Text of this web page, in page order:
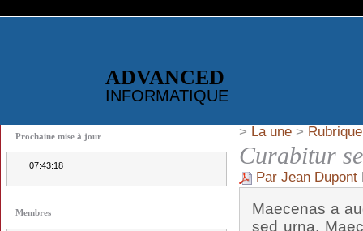
ADVANCED
INFORMATIQUE
Prochaine mise à jour
07:43:18
Membres
> La une >
Curabitur
Par Jean Dupont
Maecenas a
sed urna.